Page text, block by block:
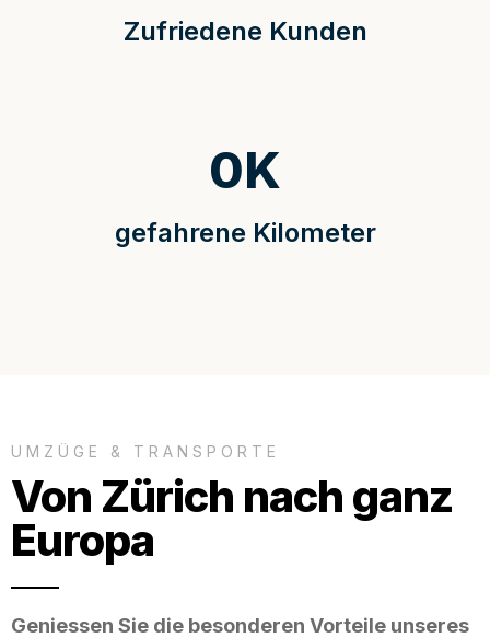
Zufriedene Kunden
gefahrene Kilometer
0K
UMZÜGE & TRANSPORTE
Von Zürich nach ganz
Europa
Geniessen Sie die besonderen Vorteile unseres